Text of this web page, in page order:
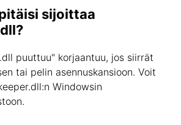
sijoittaa
puuttuu" korjaantuu, jos siirrät
tai pelin asennuskansioon. Voit
Windowsin